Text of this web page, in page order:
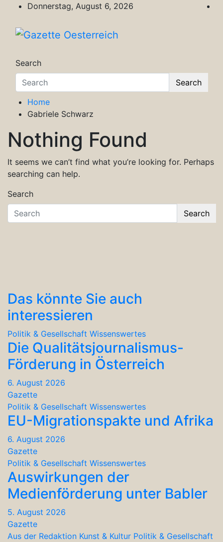
content
Donnerstag, August 6, 2026
Search
Search
Home
Gabriele Schwarz
Nothing Found
It seems we can’t find what you’re looking for. Perhaps
searching can help.
Search
Search
Das könnte Sie auch
interessieren
Politik & Gesellschaft Wissenswertes
Die Qualitätsjournalismus-
Förderung in Österreich
6. August 2026
Gazette
Politik & Gesellschaft Wissenswertes
EU-Migrationspakte und Afrika
6. August 2026
Gazette
Politik & Gesellschaft Wissenswertes
Auswirkungen der
Medienförderung unter Babler
5. August 2026
Gazette
Aus der Redaktion Kunst & Kultur Politik & Gesellschaft